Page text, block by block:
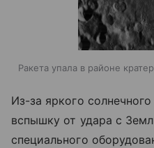
Ракета упала в районе
Из-за яркого
вспышку от удара с
специального